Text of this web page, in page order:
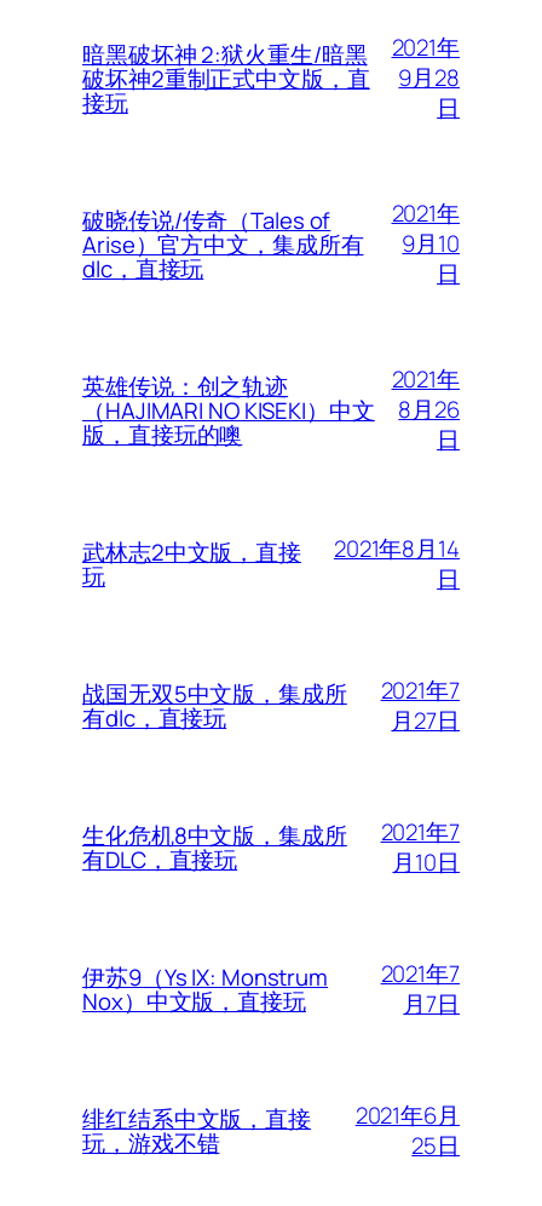
暗黑破坏神 2:狱火重生/暗黑
破坏神2重制正式中文版，直
接玩
2021年
9月28
日
破晓传说/传奇（Tales of
Arise）官方中文，集成所有
dlc，直接玩
2021年
9月10
日
英雄传说：创之轨迹
（HAJIMARI NO KISEKI）中文
版，直接玩的噢
2021年
8月26
日
武林志2中文版，直接
玩
2021年8月14
日
战国无双5中文版，集成所
有dlc，直接玩
2021年7
月27日
生化危机8中文版，集成所
有DLC，直接玩
2021年7
月10日
伊苏9（Ys IX: Monstrum
Nox）中文版，直接玩
2021年7
月7日
绯红结系中文版，直接
玩，游戏不错
2021年6月
25日